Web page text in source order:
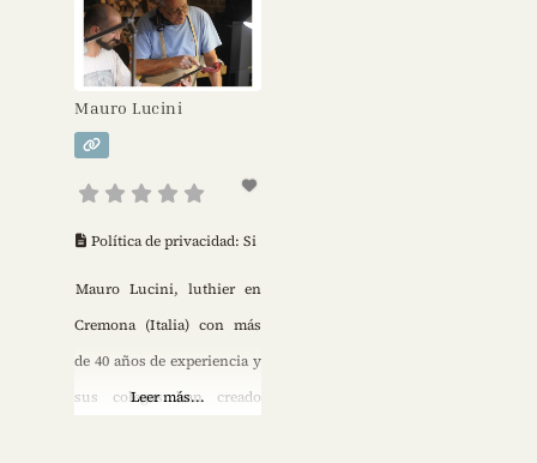
Mauro Lucini
Política de privacidad: Si
Mauro Lucini, luthier en
Cremona (Italia) con más
de 40 años de experiencia y
sus colegas han creado
Leer más...